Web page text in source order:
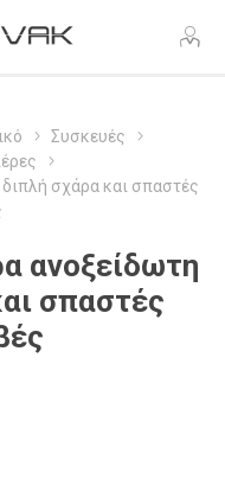
Συσκευές
σχάρα και σπαστές
ανοξείδωτη
σπαστές